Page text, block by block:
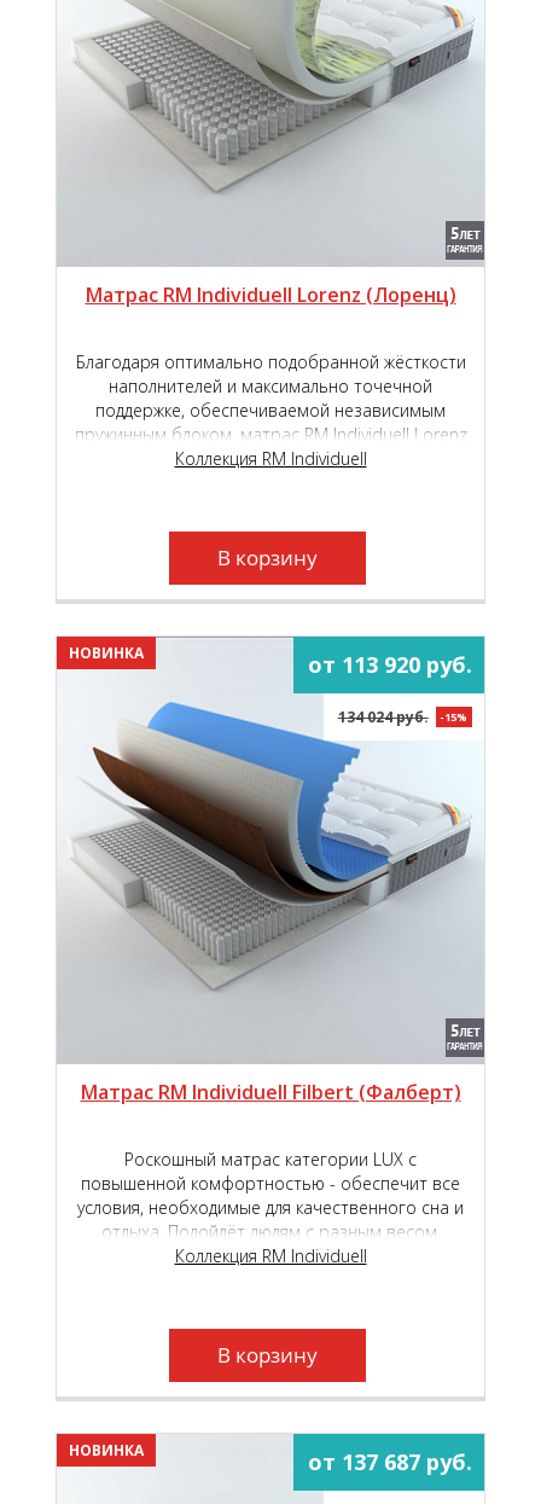
Матрас RM Individuell Lorenz (Лоренц)
Благодаря оптимально подобранной жёсткости
наполнителей и максимально точечной
поддержке, обеспечиваемой независимым
пружинным блоком, матрас RM Individuell Lorenz
подарит наивысший уровень комфорта во
Коллекция RM Individuell
В корзину
НОВИНКА от 113 920 руб.
134 024 руб. -15%
Матрас RM Individuell Filbert (Фалберт)
Роскошный матрас категории LUX с
повышенной комфортностью - обеспечит все
условия, необходимые для качественного сна и
отдыха. Подойдёт людям с разным весом,
любого пола и телосложения.
Коллекция RM Individuell
В корзину
НОВИНКА от 137 687 руб.